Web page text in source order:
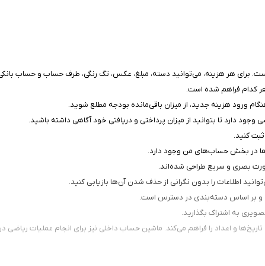
هر کدام فراهم شده است.
ورود هزینه جدید، از میزان باقی‌مانده بودجه مطلع شوید.
دارد تا بتوانید از میزان پرداختی و دریافتی خود آگاهی داشته باشید.
کنید.
در بخش حساب‌های من وجود دارد.
بصری و سریع طراحی شده‌اند.
و بر اساس دسته‌بندی در دسترس است.
و اعداد را فراهم می‌کند. ماشین حساب داخلی نیز برای انجام عملیات